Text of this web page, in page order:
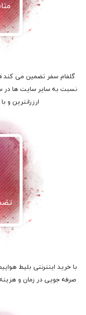
گلفام سفر تضمین می کند
نسبت به سایر سایت ها در
ارزرانترین و
با خرید اینترنتی بلیط
صرفه جویی در زمان و هزینه